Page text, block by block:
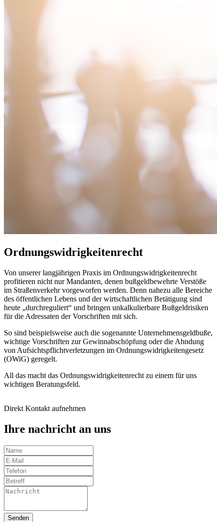
Ordnungswidrigkeitenrecht
Von unserer langjährigen Praxis im Ordnungswidrigkeitenrecht
profitieren nicht nur Mandanten, denen bußgeldbewehrte Verstöße
im Straßenverkehr vorgeworfen werden. Denn nahezu alle Bereiche
des öffentlichen Lebens und der wirtschaftlichen Betätigung sind
heute „durchreguliert“ und bringen unkalkulierbare Bußgeldrisiken
für die Adressaten der Vorschriften mit sich.
So sind beispielsweise auch die sogenannte Unternehmensgeldbuße,
wichtige Vorschriften zur Gewinnabschöpfung oder die Ahndung
von Aufsichtspflichtverletzungen im Ordnungswidrigkeitengesetz
(OWiG) geregelt.
All das macht das Ordnungswidrigkeitenrecht zu einem für uns
wichtigen Beratungsfeld.
Direkt Kontakt aufnehmen
Ihre nachricht an uns
Senden